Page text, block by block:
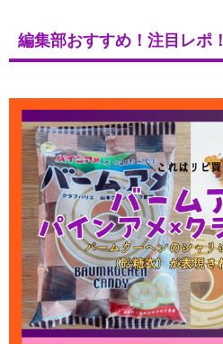
編集部おすすめ！注目レポ！